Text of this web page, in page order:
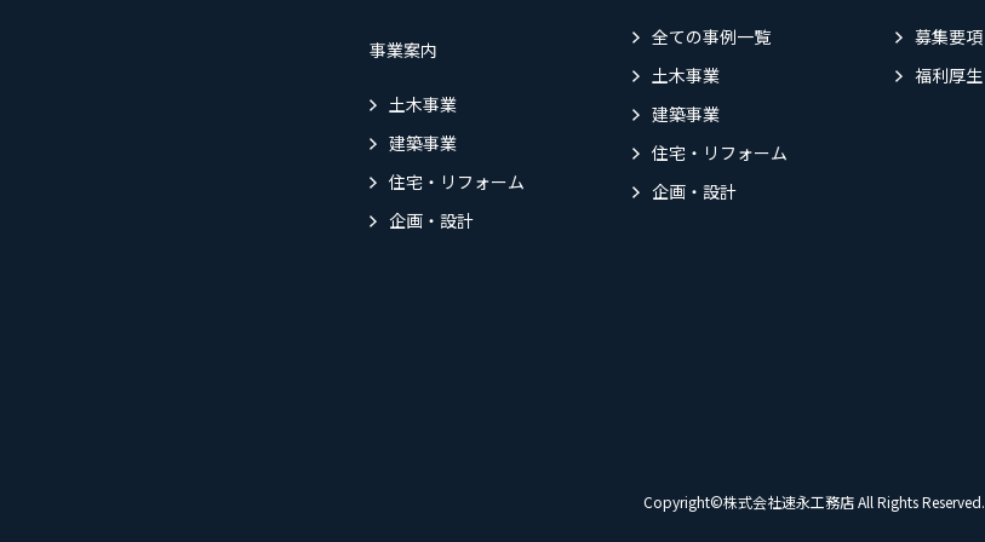
事業案内
土木事業
建築事業
住宅・リフォーム
企画・設計
全ての事例一覧
土木事業
建築事業
住宅・リフォーム
企画・設計
募集要項
福利厚生
Copyright©株式会社速永工務店 All Rights Reserved.